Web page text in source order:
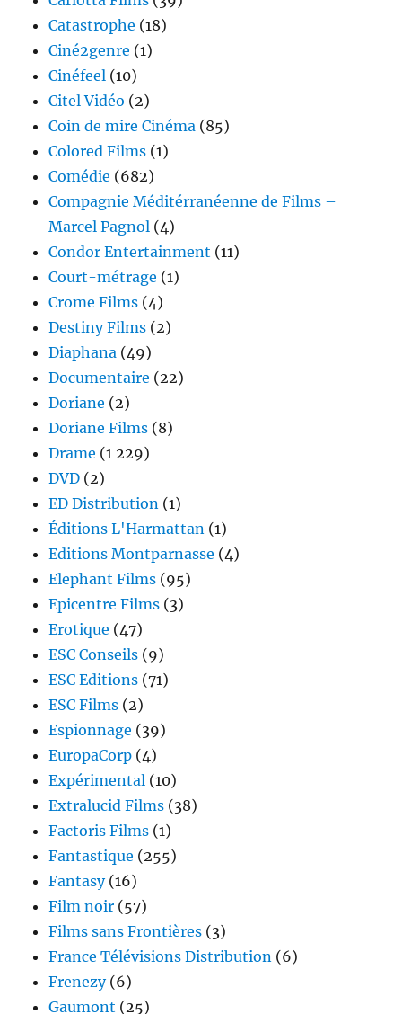
Catastrophe (18)
Ciné2genre (1)
Cinéfeel (10)
Citel Vidéo (2)
Coin de mire Cinéma (85)
Colored Films (1)
Comédie (682)
Compagnie Méditérranéenne de Films –
Marcel Pagnol (4)
Condor Entertainment (11)
Court-métrage (1)
Crome Films (4)
Destiny Films (2)
Diaphana (49)
Documentaire (22)
Doriane (2)
Doriane Films (8)
Drame (1 229)
DVD (2)
ED Distribution (1)
Éditions L'Harmattan (1)
Editions Montparnasse (4)
Elephant Films (95)
Epicentre Films (3)
Erotique (47)
ESC Conseils (9)
ESC Editions (71)
ESC Films (2)
Espionnage (39)
EuropaCorp (4)
Expérimental (10)
Extralucid Films (38)
Factoris Films (1)
Fantastique (255)
Fantasy(16)
Film noir (57)
Films sans Frontières (3)
France Télévisions Distribution (6)
Frenezy(6)
Gaumont (25)